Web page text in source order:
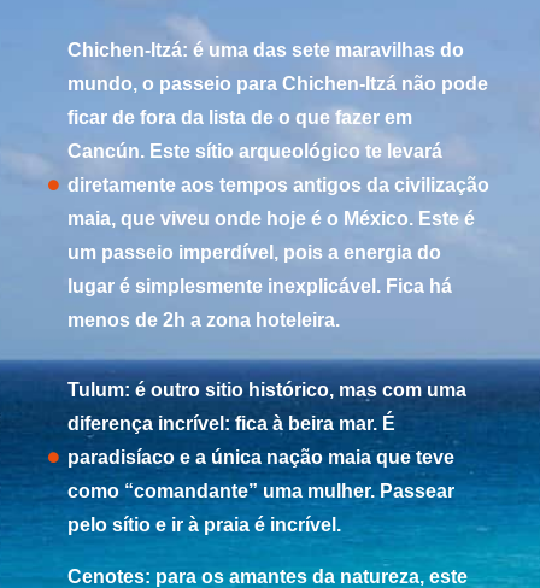
Chichen-Itzá: é uma das sete maravilhas do
mundo, o passeio para Chichen-Itzá não pode
ficar de fora da lista de o que fazer em
Cancún. Este sítio arqueológico te levará
diretamente aos tempos antigos da civilização
maia, que viveu onde hoje é o México. Este é
um passeio imperdível, pois a energia do
lugar é simplesmente inexplicável. Fica há
menos de 2h a zona hoteleira.
Tulum: é outro sitio histórico, mas com uma
diferença incrível: fica à beira mar. É
paradisíaco e a única nação maia que teve
como “comandante” uma mulher. Passear
pelo sítio e ir à praia é incrível.
Cenotes: para os amantes da natureza, este